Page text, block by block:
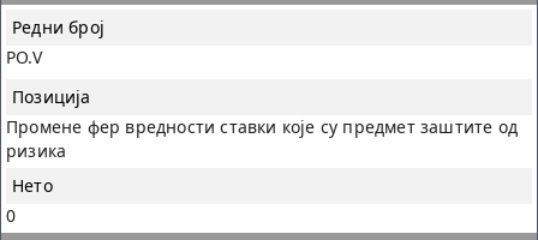
PO.V
Промене фер вредности ставки које су предмет заштите од
ризика
0